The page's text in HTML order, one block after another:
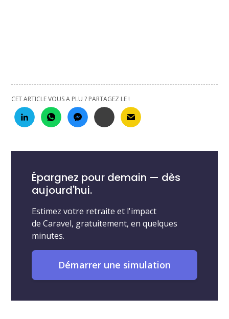
CET ARTICLE VOUS A PLU ? PARTAGEZ LE !
Épargnez pour demain — dès
aujourd'hui.
Estimez votre retraite et l'impact
de Caravel, gratuitement, en quelques
minutes.
Démarrer une simulation